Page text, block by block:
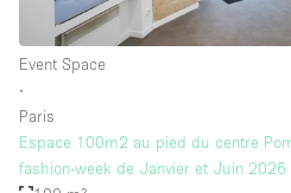
Event Space
∙
Paris
Espace 100m2 au pied du centre
fashion-week de Janvier et Juin